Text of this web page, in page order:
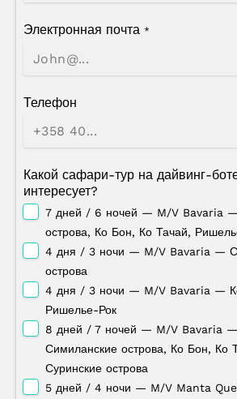
Электронная почта *
Телефон
Какой сафари-тур на дайвинг-
интересует?
7 дней / 6 ночей — M/V Bavaria
острова, Ко Бон, Ко Тачай,
4 дня / 3 ночи — M/V Bavaria —
острова
4 дня / 3 ночи — M/V Bavaria —
Ришелье-Рок
8 дней / 7 ночей — M/V Bavaria
Симиланские острова, Ко Бон, Ко
Суринские острова
5 дней / 4 ночи — M/V Manta